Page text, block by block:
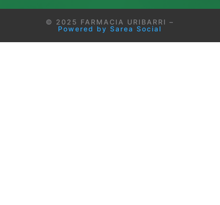
© 2025 FARMACIA URIBARRI –
Powered by Sarea Social